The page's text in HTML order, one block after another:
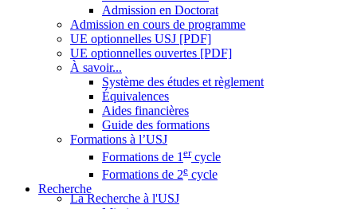
Admission en Doctorat
Admission en cours de programme
UE optionnelles USJ [PDF]
UE optionnelles ouvertes [PDF]
À savoir...
Système des études et règlement
Équivalences
Aides financières
Guide des formations
Formations à l’USJ
Formations de 1 ercycle
Formations de 2e cycle
Recherche
La Recherche à l'USJ